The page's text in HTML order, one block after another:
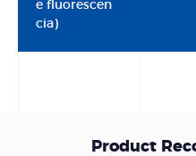
e fluorescen
cia)
Product